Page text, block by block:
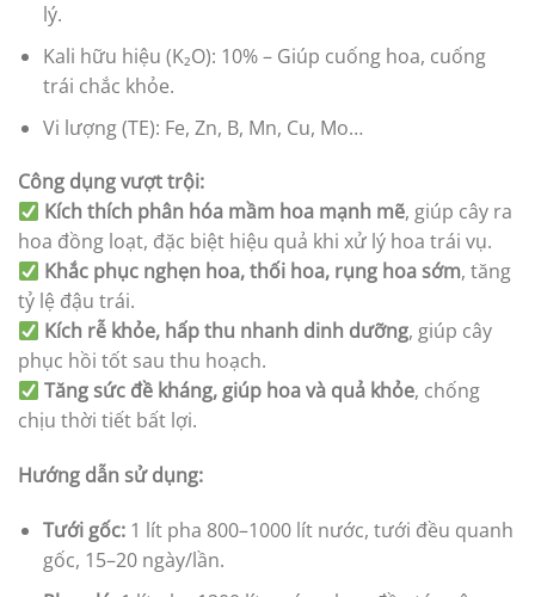
lý.
Kali hữu hiệu (K₂O): 10% – Giúp cuống hoa, cuống
trái chắc khỏe.
Vi lượng (TE): Fe, Zn, B, Mn, Cu, Mo…
Công dụng vượt trội:
Kích thích phân hóa mầm hoa mạnh mẽ, giúp cây ra
hoa đồng loạt, đặc biệt hiệu quả khi xử lý hoa trái vụ.
Khắc phục nghẹn hoa, thối hoa, rụng hoa sớm, tăng
tỷ lệ đậu trái.
Kích rễ khỏe, hấp thu nhanh dinh dưỡng, giúp cây
phục hồi tốt sau thu hoạch.
Tăng sức đề kháng, giúp hoa và quả khỏe, chống
chịu thời tiết bất lợi.
Hướng dẫn sử dụng:
Tưới gốc:1 lít pha 800–1000 lít nước, tưới đều quanh
gốc, 15–20 ngày/lần.